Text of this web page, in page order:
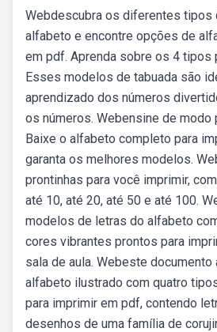
Webdescubra os diferentes tipos
alfabeto e encontre opções de
em pdf. Aprenda sobre os 4 tipos
Esses modelos de tabuada são
aprendizado dos números
os números. Webensine de modo
Baixe o alfabeto completo para
garanta os melhores modelos.
prontinhas para você imprimir,
até 10, até 20, até 50 e até 100.
modelos de letras do alfabeto
cores vibrantes prontos para
sala de aula. Webeste documento
alfabeto ilustrado com quatro
para imprimir em pdf, contendo
desenhos de uma família de